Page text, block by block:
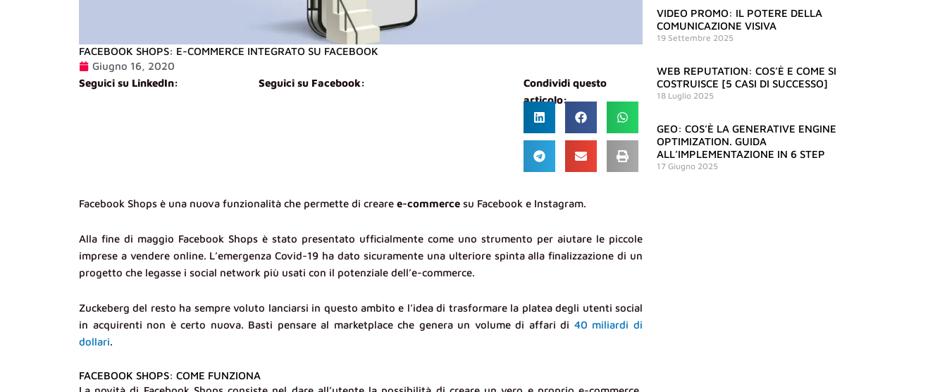
FACEBOOK SHOPS: E-COMMERCE INTEGRATO SU FACEBOOK
Giugno 16, 2020
Seguici su LinkedIn:
Seguici su Facebook:
Condividi questo
articolo:
Facebook Shops è una nuova funzionalità che permette di creare e-commerce su Facebook e Instagram.
Alla fine di maggio Facebook Shops è stato presentato ufficialmente come uno strumento per aiutare le piccole
imprese a vendere online. L’emergenza Covid-19 ha dato sicuramente una ulteriore spinta alla finalizzazione di un
progetto che legasse i social network più usati con il potenziale dell’e-commerce.
Zuckeberg del resto ha sempre voluto lanciarsi in questo ambito e l’idea di trasformare la platea degli utenti social
in acquirenti non è certo nuova. Basti pensare al marketplace che genera un volume di affari di 40 miliardi di
dollari.
FACEBOOK SHOPS: COME FUNZIONA
VIDEO PROMO: IL POTERE DELLA
COMUNICAZIONE VISIVA
19 Settembre 2025
WEB REPUTATION: COS’È E COME SI
COSTRUISCE [5 CASI DI SUCCESSO]
18 Luglio 2025
GEO: COS’È LA GENERATIVE ENGINE
OPTIMIZATION. GUIDA
ALL’IMPLEMENTAZIONE IN 6 STEP
17 Giugno 2025